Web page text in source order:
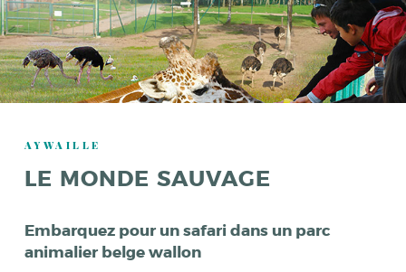
AYWAILLE
LE MONDE SAUVAGE
Embarquez pour un safari dans un parc
animalier belge wallon